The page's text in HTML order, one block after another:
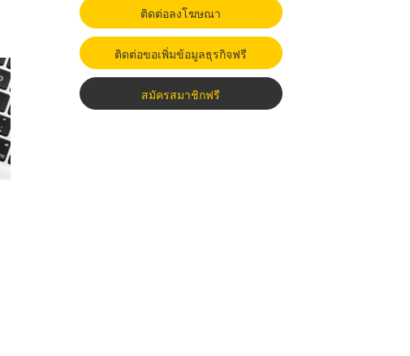
ติดต่อลงโฆษณา
ติดต่อขอเพิ่มข้อมูลธุรกิจฟรี
สมัครสมาชิกฟรี